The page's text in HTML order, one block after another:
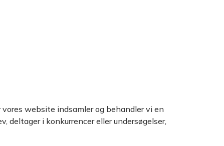
website indsamler og behandler vi en
deltager i konkurrencer eller undersøgelser,